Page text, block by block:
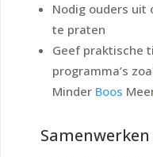
Nodig ouders uit
te praten
Geef praktische
programma’s
Minder Boos
Samenwerken